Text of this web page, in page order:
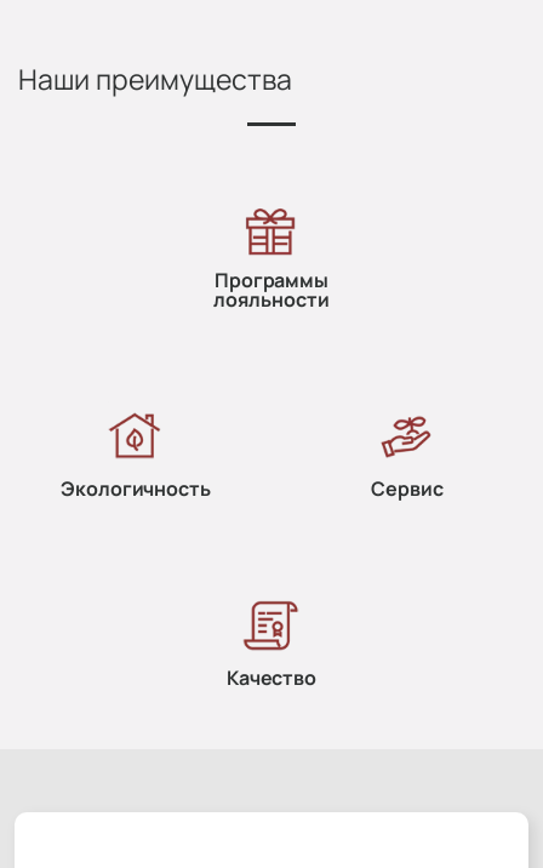
Наши преимущества
Программы
лояльности
Экологичность Сервис
Качество